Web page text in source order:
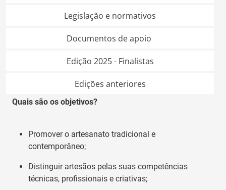
Legislação e normativos
Documentos de apoio
Edição 2025 - Finalistas
Edições anteriores
Quais são os objetivos?
Promover o artesanato tradicional e
contemporâneo;
Distinguir artesãos pelas suas competências
técnicas, profissionais e criativas;